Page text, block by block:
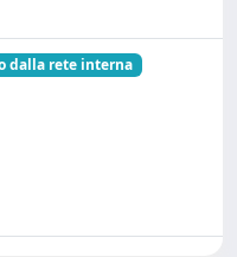
dalla rete interna